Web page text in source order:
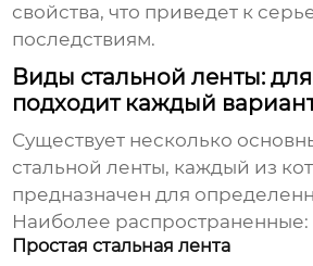
свойства, что приведет к
последствиям.
Виды стальной ленты:
подходит каждый
Существует несколько
стальной ленты, каждый из
предназначен для
Наиболее распространенные:
Простая стальная лента